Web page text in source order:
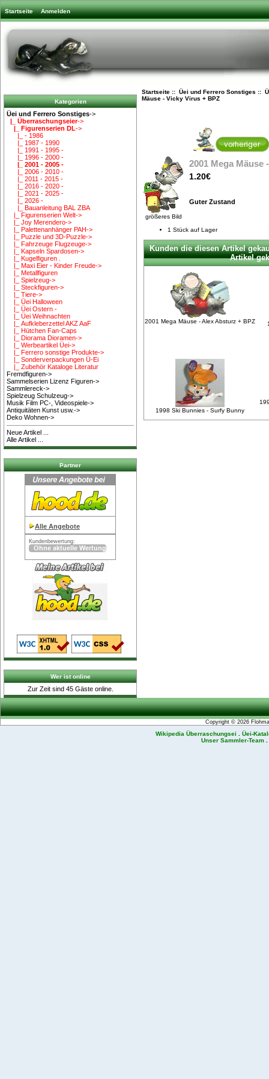
Startseite Anmelden
Kategorien
Üei und Ferrero Sonstiges->
|_ Überraschungseier->
|_ Figurenserien DL->
|_ - 1986
|_ 1987 - 1990
|_ 1991 - 1995 -
|_ 1996 - 2000 -
|_ 2001 - 2005 -
|_ 2006 - 2010 -
|_ 2011 - 2015 -
|_ 2016 - 2020 -
|_ 2021 - 2025 -
|_ 2026 -
|_ Bauanleitung BAL ZBA
|_ Figurenserien Welt->
|_ Joy Merendero->
|_ Palettenanhänger PAH->
|_ Puzzle und 3D-Puzzle->
|_ Fahrzeuge Flugzeuge->
|_ Kapseln Spardosen->
|_ Kugelfiguren .
|_ Maxi Eier - Kinder Freude->
|_ Metallfiguren
|_ Spielzeug->
|_ Steckfiguren->
|_ Tiere->
|_ Üei Halloween
|_ Üei Ostern -
|_ Üei Weihnachten
|_ Aufkleberzettel AKZ AaF
|_ Hütchen Fan-Caps
|_ Diorama Dioramen->
|_ Werbeartikel Üei->
|_ Ferrero sonstige Produkte->
|_ Sonderverpackungen Ü-Ei
|_ Zubehör Kataloge Literatur
Fremdfiguren->
Sammelserien Lizenz Figuren->
Sammlereck->
Spielzeug Schulzeug->
Musik Film PC-, Videospiele->
Antiquitäten Kunst usw.->
Deko Wohnen->
Neue Artikel ...
Alle Artikel ...
Partner
Alle Angebote
Kundenbewertung:
Wer ist online
Zur Zeit sind 45 Gäste online.
Startseite:: Üei und Ferrero Sonstiges ::
Mäuse - Vicky Virus + BPZ
größeres Bild
2001 Mega Mäuse
1.20€
Guter Zustand
1 Stück auf Lager
Kunden die diesen Artikel
Artikel
2001 Mega Mäuse - Alex Absturz + BPZ
1998 Ski Bunnies - Surfy Bunny
Copyright © 2026
Wikipedia Überraschungsei
Üei-
Unser Sammler-Team